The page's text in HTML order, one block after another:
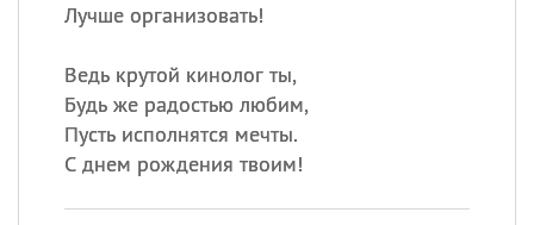
Лучше организовать!
Ведь крутой кинолог ты,
Будь же радостью любим,
Пусть исполнятся мечты.
С днем рождения твоим!